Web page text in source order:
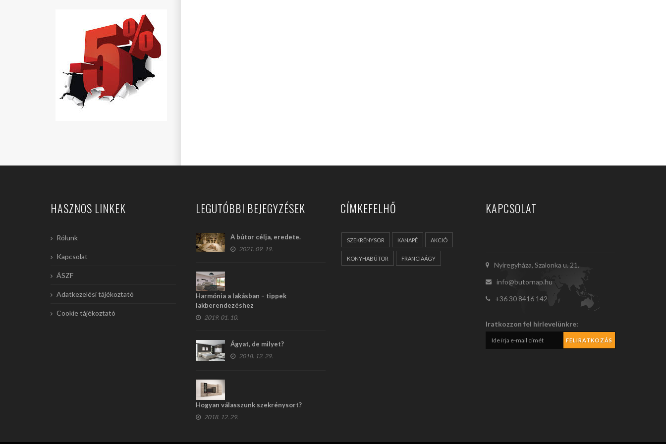
HASZNOS LINKEK
Rólunk
Kapcsolat
ÁSZF
Adatkezelési tájékoztató
Cookie tájékoztató
LEGUTÓBBI BEJEGYZÉSEK
A bútor célja, eredete.
2021. 09. 19.
Harmónia a lakásban – tippek
lakberendezéshez
2019. 01. 10.
Ágyat, de milyet?
2018. 12. 29.
Hogyan válasszunk szekrénysort?
2018. 12. 29.
CÍMKEFELHŐ
SZEKRÉNYSOR KANAPÉ AKCIÓ
KONYHABÚTOR FRANCIAÁGY
KAPCSOLAT
Nyíregyháza, Szalonka u. 21.
info@butornap.hu
+36 30 8416 142
Iratkozzon fel hírlevelünkre: